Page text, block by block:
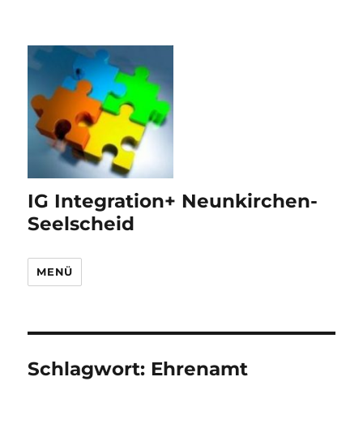
IG Integration+ Neunkirchen-
Seelscheid
MENÜ
Schlagwort: Ehrenamt